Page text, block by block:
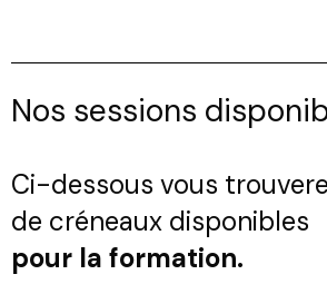
Nos sessions
Ci-dessous vous
de créneaux disponibles
pour la formation.